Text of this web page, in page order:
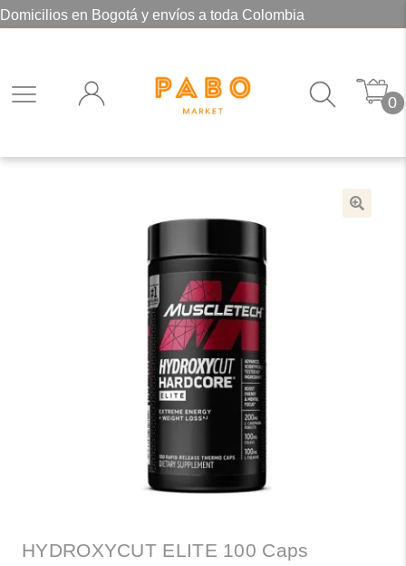
Domicilios en Bogotá y envíos a toda Colombia
0
HYDROXYCUT ELITE 100 Caps